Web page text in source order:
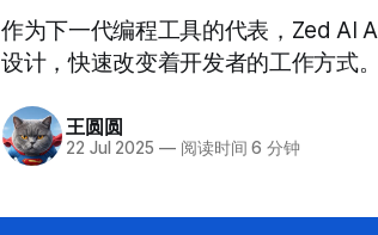
作为下一代编程工具的代表，Zed AI
设计，快速改变着开发者的工作方式。
王圆圆
22 Jul 2025 —阅读时间 6 分钟